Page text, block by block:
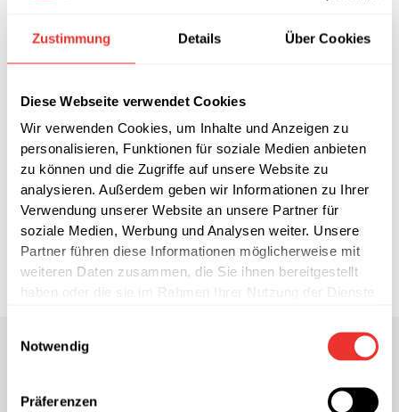
Zustimmung Details Über Cookies
Diese Webseite verwendet Cookies
Wir verwenden Cookies, um Inhalte und Anzeigen zu
personalisieren, Funktionen für soziale Medien anbieten
zu können und die Zugriffe auf unsere Website zu
analysieren. Außerdem geben wir Informationen zu Ihrer
Verwendung unserer Website an unsere Partner für
soziale Medien, Werbung und Analysen weiter. Unsere
Partner führen diese Informationen möglicherweise mit
weiteren Daten zusammen, die Sie ihnen bereitgestellt
haben oder die sie im Rahmen Ihrer Nutzung der Dienste
Notwendig
Präferenzen
ZUR PRESSEMITTEILUNG
Sie haben eine Rückfrage an